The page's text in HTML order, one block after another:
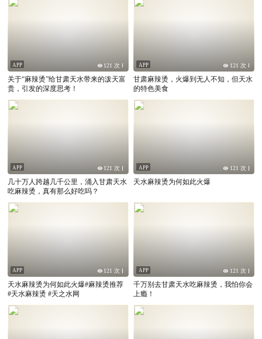
APP 121 次
关于“麻辣烫”给甘肃天水带来的泼天富
贵，引发的深度思考！
APP 121 次
甘肃麻辣烫，火爆到无人不知，但天水
的特色美食
APP 121 次
几十万人跨越几千公里，涌入甘肃天水
吃麻辣烫，真有那么好吃吗？
APP 121 次
天水麻辣烫为何如此火爆
APP 121 次
天水麻辣烫为何如此火爆#麻辣烫推荐
#天水麻辣烫 #天之水网
APP 121 次
千万别去甘肃天水吃麻辣烫，我怕你会
上瘾！